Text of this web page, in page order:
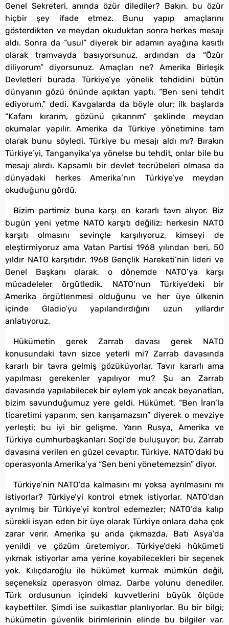
Genel Sekreteri, anında özür dilediler? Bakın, bu özür
hiçbir şey ifade etmez. Bunu yapıp amaçlarını
gösterdikten ve meydan okuduktan sonra herkes mesajı
aldı. Sonra da “usul” diyerek bir adamın ayağına kasıtlı
olarak tramvayda basıyorsunuz, ardından da “Özür
diliyorum” diyorsunuz. Amaçları ne? Amerika Birleşik
Devletleri burada Türkiye’ye yönelik tehdidini bütün
dünyanın gözü önünde açıktan yaptı. “Ben seni tehdit
ediyorum,” dedi. Kavgalarda da böyle olur; ilk başlarda
“Kafanı kırarım, gözünü çıkarırım” şeklinde meydan
okumalar yapılır. Amerika da Türkiye yönetimine tam
olarak bunu söyledi. Türkiye bu mesajı aldı mı? Bırakın
Türkiye’yi, Tanganyika’ya yönelse bu tehdit, onlar bile bu
mesajı alırdı. Kapsamlı bir devlet tecrübeleri olmasa da
dünyadaki herkes Amerika’nın Türkiye’ye meydan
okuduğunu gördü.
Bizim partimiz buna karşı en kararlı tavrı alıyor. Biz
bugün yeni yetme NATO karşıtı değiliz; herkesin NATO
karşıtı olmasını sevinçle karşılıyoruz, kimseyi de
eleştirmiyoruz ama Vatan Partisi 1968 yılından beri, 50
yıldır NATO karşıtıdır. 1968 Gençlik Hareketi’nin lideri ve
Genel Başkanı olarak, o dönemde NATO’ya karşı
mücadeleler örgütledik. NATO’nun Türkiye’deki bir
Amerika örgütlenmesi olduğunu ve her üye ülkenin
içinde Gladio’yu yapılandırdığını uzun yıllardır
anlatıyoruz.
Hükümetin gerek Zarrab davası gerek NATO
konusundaki tavrı sizce yeterli mi? Zarrab davasında
kararlı bir tavra gelmiş gözüküyorlar. Tavır kararlı ama
yapılması gerekenler yapılıyor mu? Şu an Zarrab
davasında yapılabilecek bir eylem yok ancak beyanatları,
bizim savunduğumuz yere geldi. Hükümet, “Ben İran’la
ticaretimi yaparım, sen karışamazsın” diyerek o mevziye
yerleşti; bu iyi bir gelişme. Yarın Rusya, Amerika ve
Türkiye cumhurbaşkanları Soçi’de buluşuyor; bu, Zarrab
davasına verilen en güzel cevaptır. Türkiye, NATO’daki bu
operasyonla Amerika’ya “Sen beni yönetemezsin” diyor.
Türkiye’nin NATO’da kalmasını mı yoksa ayrılmasını mı
istiyorlar? Türkiye’yi kontrol etmek istiyorlar. NATO’dan
ayrılmış bir Türkiye’yi kontrol edemezler; NATO’da kalıp
sürekli isyan eden bir üye olarak Türkiye onlara daha çok
zarar verir. Amerika şu anda çıkmazda, Batı Asya’da
yenildi ve çözüm üretemiyor. Türkiye’deki hükümeti
yıkmak istiyorlar ama yerine koyabilecekleri bir seçenek
yok. Kılıçdaroğlu ile hükümet kurmak mümkün değil,
seçeneksiz operasyon olmaz. Darbe yolunu denediler,
Türk ordusunun içindeki kuvvetlerini büyük ölçüde
kaybettiler. Şimdi ise suikastlar planlıyorlar. Bu bir bilgi;
hükümetin güvenlik birimlerinin elinde bu bilgiler var.